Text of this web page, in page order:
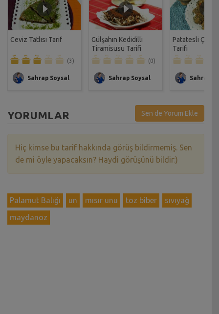
Ceviz Tatlısı Tarif
(3)
Sahrap Soysal
Gülşahın Kedidilli
Tiramisusu Tarifi
(0)
Sahrap Soysal
Patatesli Çıtır
Tarifi
Sahrap
YORUMLAR Sen de Yorum Ekle
Hiç kimse bu tarif hakkında görüş bildirmemiş. Sen
de mi öyle yapacaksın? Haydi görüşünü bildir:)
Palamut Balığı un mısır unu toz biber
sıvıyağ
maydanoz